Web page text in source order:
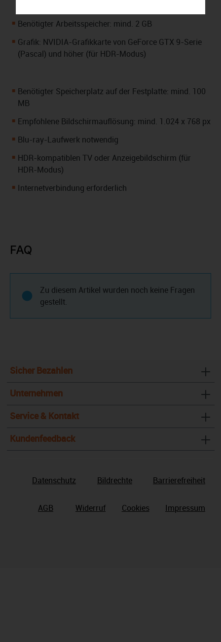
Benötigter Arbeitsspeicher: mind. 2 GB
Grafik: NVIDIA-Grafikkarte von GeForce GTX 9-Serie
(Pascal) und höher (für HDR-Modus)
Benötigter Speicherplatz auf der Festplatte: mind. 100
MB
Empfohlene Bildschirmauflösung: mind. 1.024 x 768 px
Blu-ray-Laufwerk notwendig
HDR-kompatiblen TV oder Anzeigebildschirm (für
HDR-Modus)
Internetverbindung erforderlich
FAQ
Zu diesem Artikel wurden noch keine Fragen
gestellt.
Sicher Bezahlen
Unternehmen
Service & Kontakt
Kundenfeedback
Datenschutz Bildrechte Barrierefreiheit
AGB Widerruf Cookies Impressum